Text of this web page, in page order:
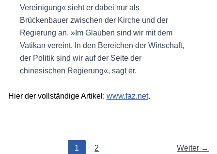
Vereinigung« sieht er dabei nur als
Brückenbauer zwischen der Kirche und der
Regierung an. »Im Glauben sind wir mit dem
Vatikan vereint. In den Bereichen der Wirtschaft,
der Politik sind wir auf der Seite der
chinesischen Regierung«, sagt er.
Hier der vollständige Artikel: www.faz.net.
1 2 Weiter →